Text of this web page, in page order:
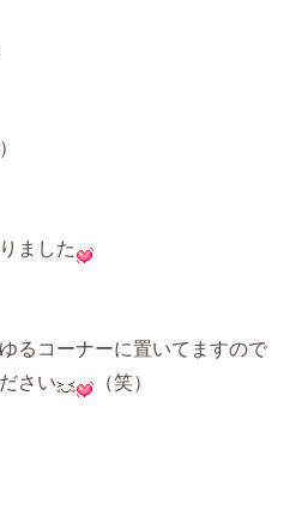
ました
るコーナーに置いてますので
さい
（笑）